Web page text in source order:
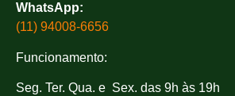
WhatsApp:
(11) 94008-6656
Funcionamento:
Seg. Ter. Qua. e Sex. das 9h às 19h